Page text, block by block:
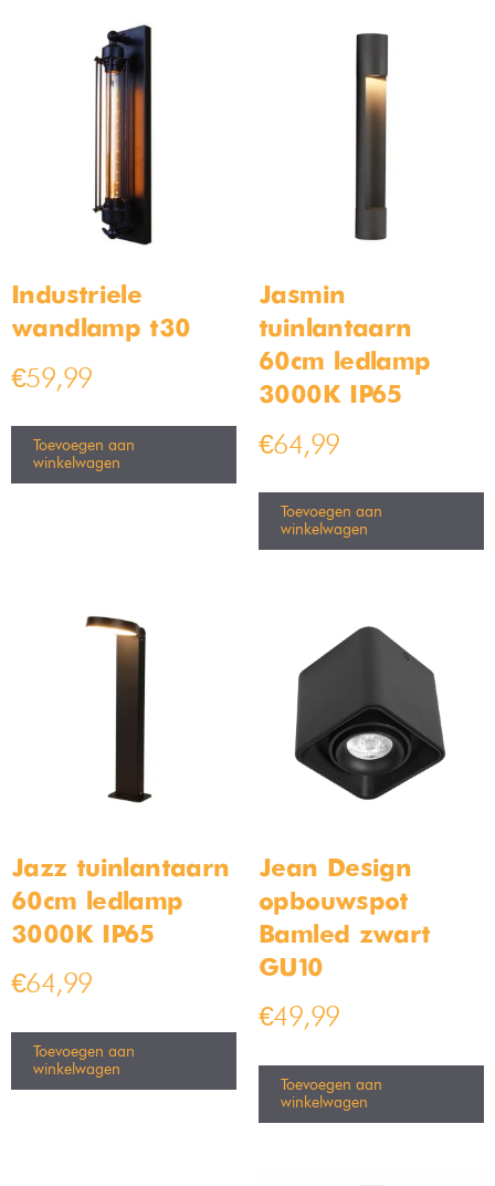
Industriele
wandlamp t30
€59,99
Toevoegen aan
winkelwagen
Jasmin
tuinlantaarn
60cm ledlamp
3000K IP65
€64,99
Toevoegen aan
winkelwagen
Jazz tuinlantaarn
60cm ledlamp
3000K IP65
€64,99
Toevoegen aan
winkelwagen
Jean Design
opbouwspot
Bamled zwart
GU10
€49,99
Toevoegen aan
winkelwagen